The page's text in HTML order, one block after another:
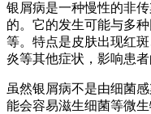
银屑病是一种慢性的非
的。它的发生可能与多
等。特点是皮肤出现红
炎等其他症状，影响患者
虽然银屑病不是由细菌
能会容易滋生细菌等微